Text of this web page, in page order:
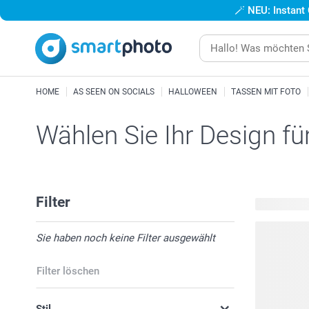
🪄 NEU:
HOME AS SEEN ON SOCIALS HALLOWEEN TASSEN MIT FOTO
Wählen Sie Ihr Design
Filter
Sie haben noch keine Filter ausgewählt
Filter löschen